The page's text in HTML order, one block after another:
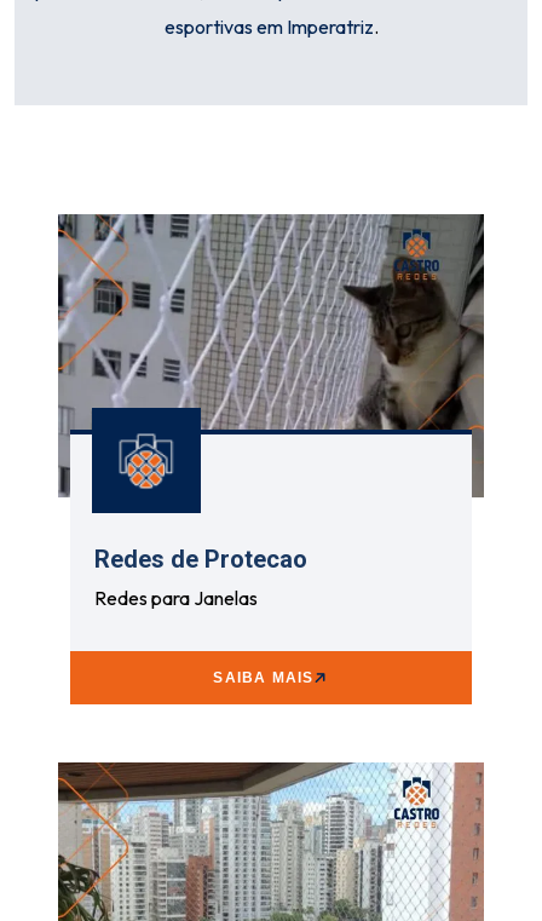
esportivas em Imperatriz.
Redes de Protecao
Redes para Janelas
SAIBA MAIS